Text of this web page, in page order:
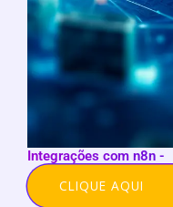
Integrações com n8n -
CLIQUE AQUI